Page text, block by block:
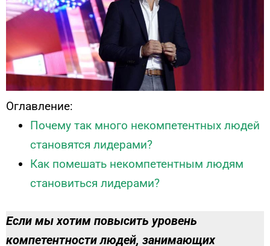
Оглавление:
Почему так много некомпетентных людей
становятся лидерами?
Как помешать некомпетентным людям
становиться лидерами?
Если мы хотим повысить уровень
компетентности людей, занимающих